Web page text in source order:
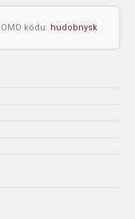
kódu: hudobnysk